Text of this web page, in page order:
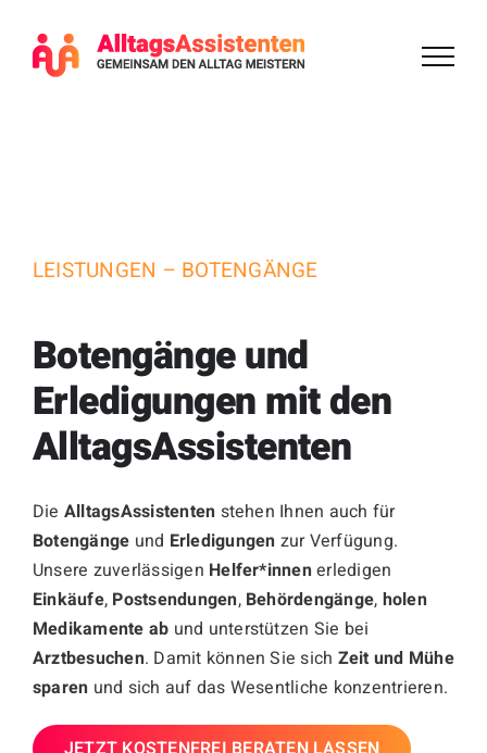
Inhalt
springen
LEISTUNGEN – BOTENGÄNGE
Botengänge und
Erledigungen mit den
AlltagsAssistenten
Die AlltagsAssistenten stehen Ihnen auch für
Botengänge und Erledigungen zur Verfügung.
Unsere zuverlässigen Helfer*innenerledigen
Einkäufe, Postsendungen, Behördengänge, holen
Medikamente ab und unterstützen Sie bei
Arztbesuchen. Damit können Sie sich Zeit und Mühe
sparen und sich auf das Wesentliche konzentrieren.